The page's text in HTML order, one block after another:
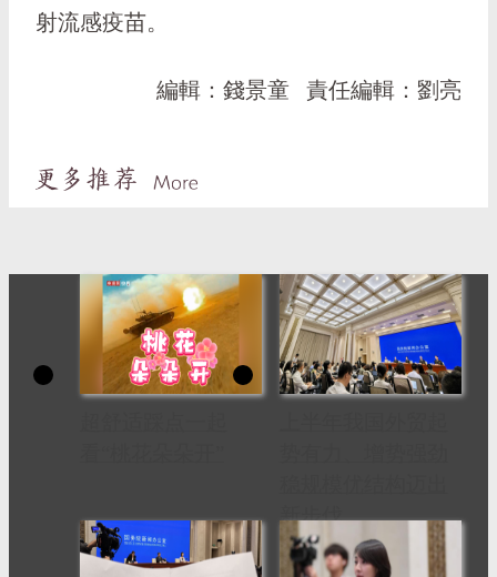
射流感疫苗。
編輯：錢景童 責任編輯：劉亮
新步伐